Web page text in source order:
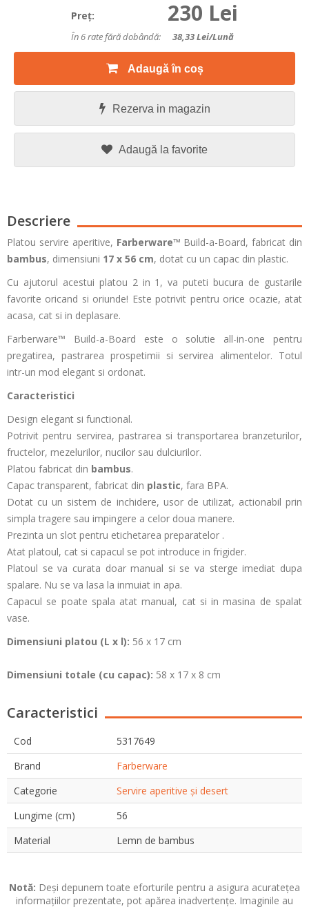
Preţ: 230 Lei
În 6 rate fără dobândă: 38,33Lei/lună
Adaugă în coș
Rezerva in magazin
Adaugă la favorite
Descriere
Platou servire aperitive, Farberware™ Build-a-Board, fabricat din
bambus, dimensiuni 17 x 56 cm, dotat cu un capac din plastic.
Cu ajutorul acestui platou 2 in 1, va puteti bucura de gustarile
favorite oricand si oriunde! Este potrivit pentru orice ocazie, atat
acasa, cat si in deplasare.
Farberware™ Build-a-Board este o solutie all-in-one pentru
pregatirea, pastrarea prospetimii si servirea alimentelor. Totul
intr-un mod elegant si ordonat.
Caracteristici
Design elegant si functional.
Potrivit pentru servirea, pastrarea si transportarea branzeturilor,
fructelor, mezelurilor, nucilor sau dulciurilor.
Platou fabricat din bambus.
Capac transparent, fabricat din plastic, fara BPA.
Dotat cu un sistem de inchidere, usor de utilizat, actionabil prin
simpla tragere sau impingere a celor doua manere.
Prezinta un slot pentru etichetarea preparatelor .
Atat platoul, cat si capacul se pot introduce in frigider.
Platoul se va curata doar manual si se va sterge imediat dupa
spalare. Nu se va lasa la inmuiat in apa.
Capacul se poate spala atat manual, cat si in masina de spalat
vase.
Dimensiuni platou (L x l): 56 x 17 cm
Dimensiuni totale (cu capac): 58 x 17 x 8 cm
Caracteristici
Cod
5317649
Brand
Farberware
Categorie
Servire aperitive și desert
Lungime (cm)
56
Material
Lemn de bambus
Notă: Deși depunem toate eforturile pentru a asigura acuratețea
informațiilor prezentate, pot apărea inadvertențe. Imaginile au